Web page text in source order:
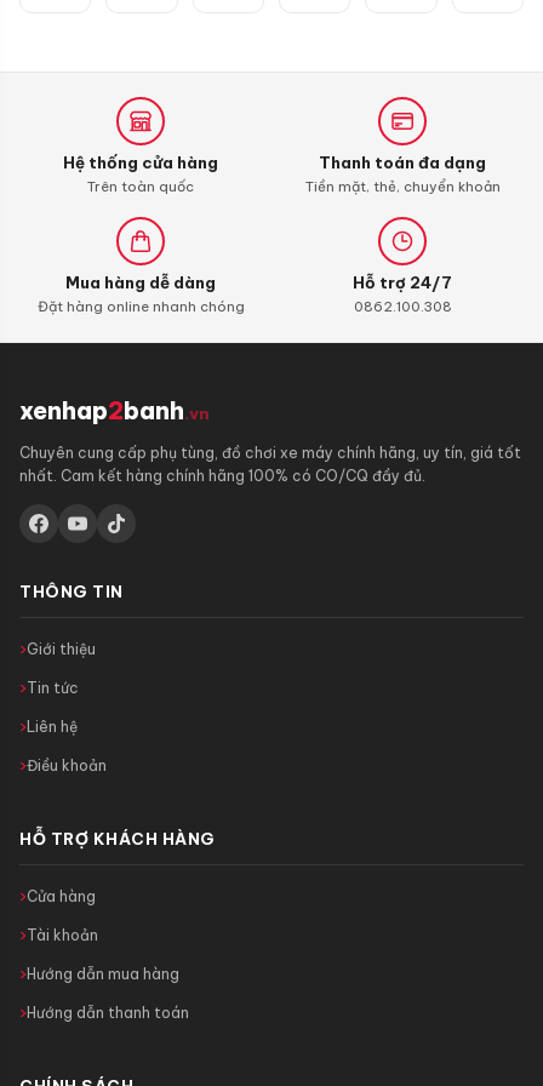
Hệ thống cửa hàng
Trên toàn quốc
Thanh toán đa dạng
Tiền mặt, thẻ, chuyển khoản
Mua hàng dễ dàng
Đặt hàng online nhanh chóng
Hỗ trợ 24/7
0862.100.308
xenhap2banh.vn
Chuyên cung cấp phụ tùng, đồ chơi xe máy chính hãng, uy tín, giá tốt
nhất. Cam kết hàng chính hãng 100% có CO/CQ đầy đủ.
THÔNG TIN
Giới thiệu
Tin tức
Liên hệ
Điều khoản
HỖ TRỢ KHÁCH HÀNG
Cửa hàng
Tài khoản
Hướng dẫn mua hàng
Hướng dẫn thanh toán